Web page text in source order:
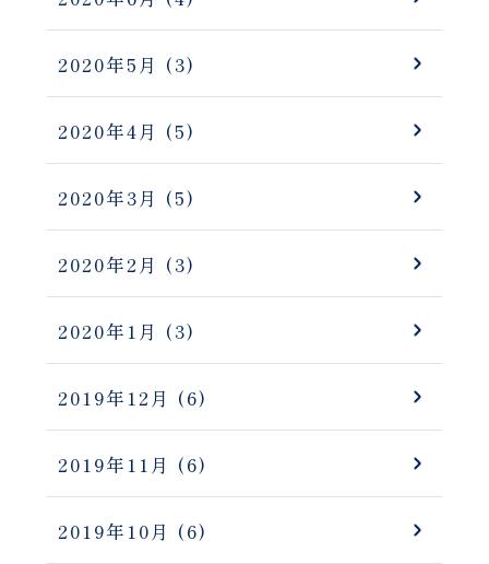
2020年5月 (3)
2020年4月 (5)
2020年3月 (5)
2020年2月 (3)
2020年1月 (3)
2019年12月 (6)
2019年11月 (6)
2019年10月 (6)